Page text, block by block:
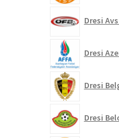
Dresi
Dresi
Dresi
Dresi